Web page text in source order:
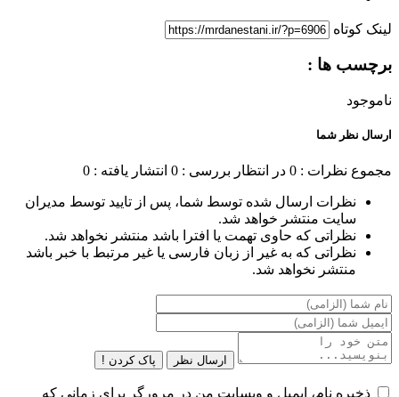
لینک کوتاه
برچسب ها :
ناموجود
ارسال نظر شما
مجموع نظرات : 0 در انتظار بررسی : 0 انتشار یافته : 0
نظرات ارسال شده توسط شما، پس از تایید توسط مدیران
سایت منتشر خواهد شد.
نظراتی که حاوی تهمت یا افترا باشد منتشر نخواهد شد.
نظراتی که به غیر از زبان فارسی یا غیر مرتبط با خبر باشد
منتشر نخواهد شد.
ارسال نظر پاک کردن !
ذخیره نام، ایمیل و وبسایت من در مرورگر برای زمانی که